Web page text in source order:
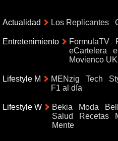
Actualidad Los Replicantes
Entretenimiento FormulaTV
eCartelera
Movienco UK
Lifestyle M MENzig Tech
F1 al día
Lifestyle W Bekia Moda
Salud
Recetas
Mente